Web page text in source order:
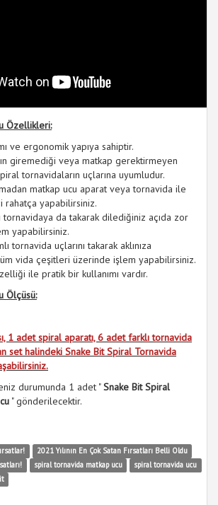
Özellikleri:
ve ergonomik yapıya sahiptir.
giremediği veya matkap gerektirmeyen
tornavidaların uçlarına uyumludur.
matkap ucu aparat veya tornavida ile
rahatça yapabilirsiniz.
tornavidaya da takarak dilediğiniz açıda zor
yapabilirsiniz.
tornavida uçlarını takarak aklınıza
vida çeşitleri üzerinde işlem yapabilirsiniz.
ile pratik bir kullanımı vardır.
Ölçüsü:
1 adet spiral aparatı, 6 adet farklı tornavida
set halindeki Snake Bit Spiral Tornavida
durumunda 1 adet "Snake Bit Spiral
" gönderilecektir.
2021 Yılının En Çok Satan Fırsatları Belli Oldu
spiral tornavida matkap ucu
spiral tornavida ucu